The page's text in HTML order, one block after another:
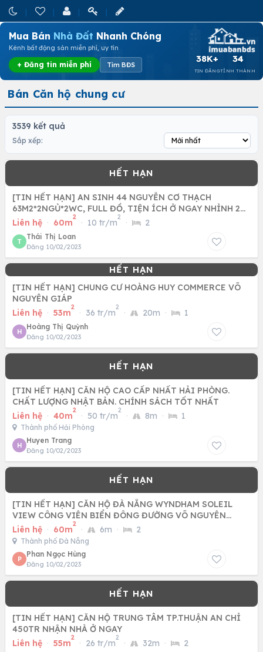
Mua Bán Nhà Đất Nhanh Chóng
Kênh bất động sản miễn phí, uy tín
+ Đăng tin miễn phí Tìm BĐS
38K+
TIN ĐĂNG
34
TỈNH THÀNH
Bán Căn hộ chung cư
3539 kết quả
Sắp xếp:
[TIN HẾT HẠN] AN SINH 44 NGUYỄN CƠ THẠCH
63M2*2NGỦ*2WC, FULL ĐỒ, TIỆN ÍCH Ở NGAY NHỈNH 2
TỶ
Liên hệ · 60m
2
· 10 tr/m
2
· 2
T
Thái Thị Loan
Đăng 10/02/2023
[TIN HẾT HẠN] CHUNG CƯ HOÀNG HUY COMMERCE VÕ
NGUYÊN GIÁP
Liên hệ · 53m
2
· 36 tr/m
2
· 20m · 1
H
Hoàng Thị Quỳnh
Đăng 10/02/2023
[TIN HẾT HẠN] CĂN HỘ CAO CẤP NHẤT HẢI PHÒNG.
CHẤT LƯỢNG NHẬT BẢN. CHÍNH SÁCH TỐT NHẤT
Liên hệ · 40m
2
· 50 tr/m
2
· 8m · 1
Thành phố Hải Phòng
H
Huyen Trang
Đăng 10/02/2023
[TIN HẾT HẠN] CĂN HỘ ĐÀ NẴNG WYNDHAM SOLEIL
VIEW CÔNG VIÊN BIỂN ĐÔNG ĐƯỜNG VÕ NGUYÊN
GIÁP. LH 0932 43 15 75
Liên hệ · 60m
2
· 6m · 2
Thành phố Đà Nẵng
P
Phan Ngọc Hùng
Đăng 10/02/2023
[TIN HẾT HẠN] CĂN HỘ TRUNG TÂM TP.THUẬN AN CHỈ
450TR NHẬN NHÀ Ở NGAY
Liên hệ · 55m
2
· 26 tr/m
2
· 32m · 2